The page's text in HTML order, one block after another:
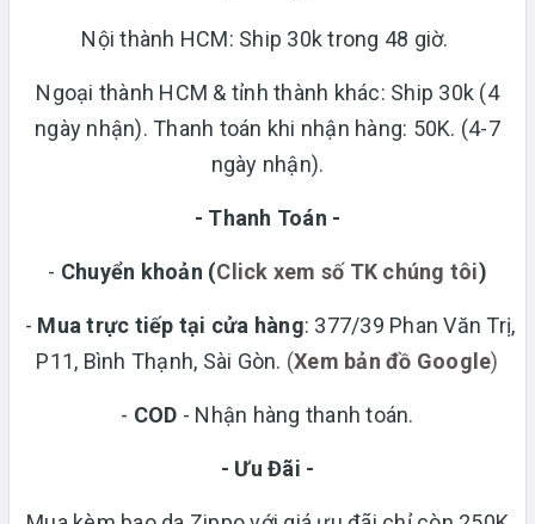
Nội thành HCM: Ship 30k trong 48 giờ.
Ngoại thành HCM & tỉnh thành khác: Ship 30k (4
ngày nhận). Thanh toán khi nhận hàng: 50K. (4-7
ngày nhận).
- Thanh Toán -
- Chuyển khoản (Click xem số TK chúng tôi)
- Mua trực tiếp tại cửa hàng: 377/39 Phan Văn Trị,
P11, Bình Thạnh, Sài Gòn. (Xem bản đồ Google)
- COD - Nhận hàng thanh toán.
- Ưu Đãi -